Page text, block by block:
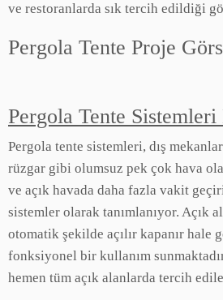
ve restoranlarda sık tercih edildiği
Pergola Tente Proje
Pergola Tente
Pergola tente sistemleri, dış
rüzgar gibi olumsuz pek çok hava
ve açık havada daha fazla vakit
sistemler olarak tanımlanıyor. Açık
otomatik şekilde açılır kapanır hale
fonksiyonel bir kullanım
hemen tüm açık alanlarda tercih